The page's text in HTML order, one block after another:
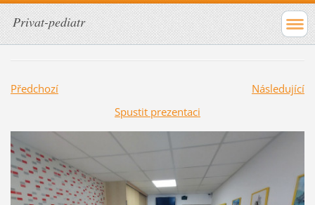
Privat-pediatr
Předchozí
Následující
Spustit prezentaci